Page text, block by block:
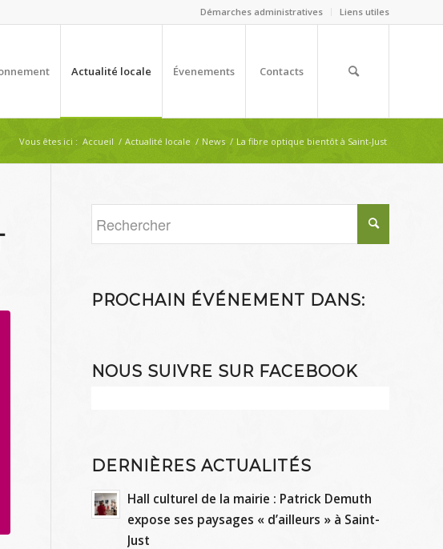
Démarches administratives Liens utiles
Actualité locale Évenements Contacts
Vous êtes ici : Accueil / Actualité locale / News / La fibre optique bientôt à Saint-Just
PROCHAIN ÉVÉNEMENT DANS:
NOUS SUIVRE SUR FACEBOOK
DERNIÈRES ACTUALITÉS
Hall culturel de la mairie : Patrick Demuth
expose ses paysages « d’ailleurs » à Saint-
Just